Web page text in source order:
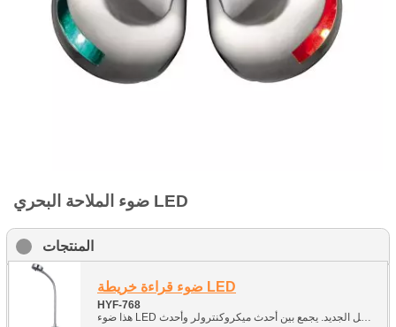
ضوء الملاحة البحري LED
المنتجات
ضوء قراءة خريطة LED
HYF-768